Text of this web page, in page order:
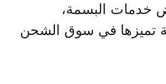
خدمات البسمة،
تميزها في سوق الشحن